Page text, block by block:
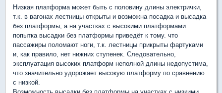
Низкая платформа может быть с половину длины электрички,
т.к. в вагонах лестницы открыты и возможна посадка и высадка
без платформы, а на участках с высокими платформами
попытка высадки без платформы приведёт к тому. что
пассажиры поломают ноги, т.к. лестницы прикрыты фартуками
и, как правило, нет нижних ступенек. Следовательно,
эксплуатация высоких платформ неполной длины недопустима,
что значительно удорожает высокую платформу по сравнению
с низкой.